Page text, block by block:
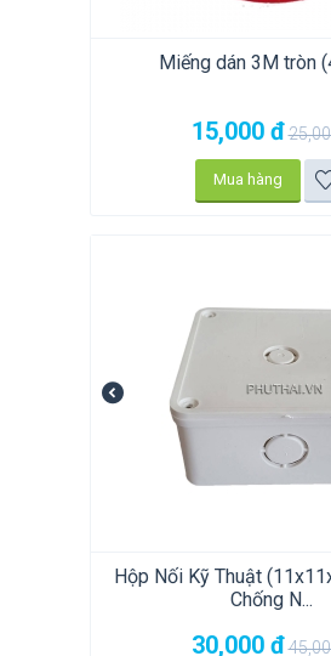
Miếng dán 3M tròn
15,000 đ
Mua hàng
Hộp Nối Kỹ Thuật
Chống N...
30,000 đ